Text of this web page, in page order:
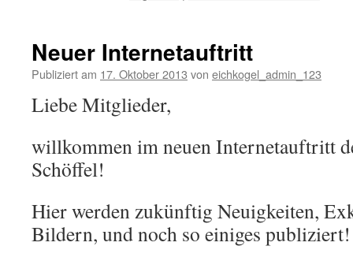
Neuer Internetauftritt
Publiziert am 17. Oktober 2013 von eichkogel_admin_123
Liebe Mitglieder,
willkommen im neuen Internetauftritt
Schöffel!
Hier werden zukünftig Neuigkeiten,
Bildern, und noch so einiges publiziert!